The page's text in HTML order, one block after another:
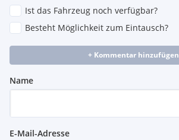
Ist das Fahrzeug noch verfügbar?
Besteht Möglichkeit zum Eintausch?
+ Kommentar hinzufügen
Name
E-Mail-Adresse